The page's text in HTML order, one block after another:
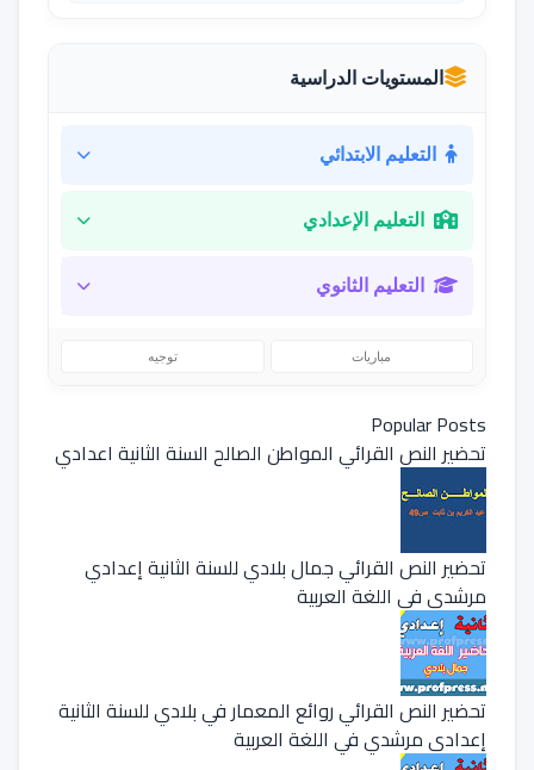
المستويات الدراسية
التعليم الابتدائي
التعليم الإعدادي
التعليم الثانوي
مباريات توجيه
Popular Posts
تحضير النص القرائي المواطن الصالح السنة الثانية اعدادي
تحضير النص القرائي جمال بلادي للسنة الثانية إعدادي
مرشدي في اللغة العربية
تحضير النص القرائي روائع المعمار في بلادي للسنة الثانية
إعدادي مرشدي في اللغة العربية